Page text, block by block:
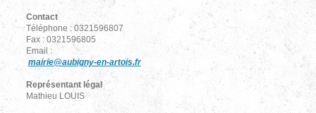
Contact
Téléphone : 0321596807
Fax : 0321596805
Email :
mairie@aubigny-en-artois.fr
Représentant légal
Mathieu LOUIS